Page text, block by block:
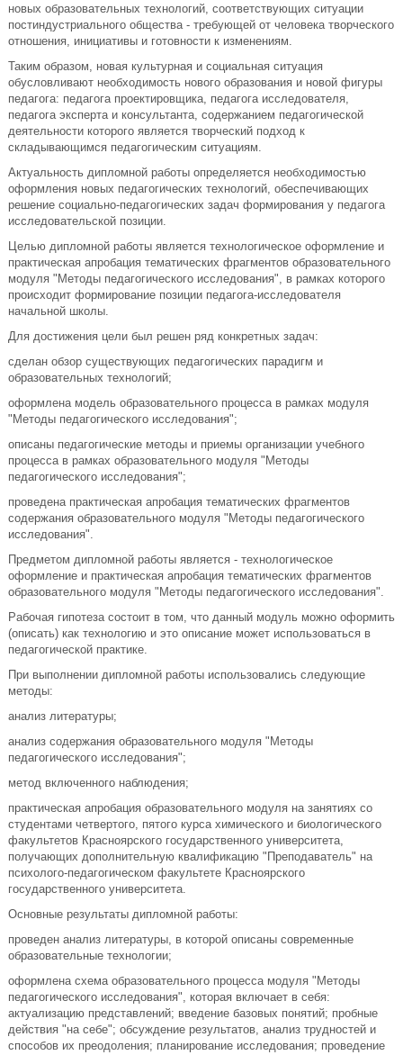
новых образовательных технологий, соответствующих ситуации
постиндустриального общества - требующей от человека творческого
отношения, инициативы и готовности к изменениям.
Таким образом, новая культурная и социальная ситуация
обусловливают необходимость нового образования и новой фигуры
педагога: педагога проектировщика, педагога исследователя,
педагога эксперта и консультанта, содержанием педагогической
деятельности которого является творческий подход к
складывающимся педагогическим ситуациям.
Актуальность дипломной работы определяется необходимостью
оформления новых педагогических технологий, обеспечивающих
решение социально-педагогических задач формирования у педагога
исследовательской позиции.
Целью дипломной работы является технологическое оформление и
практическая апробация тематических фрагментов образовательного
модуля "Методы педагогического исследования", в рамках которого
происходит формирование позиции педагога-исследователя
начальной школы.
Для достижения цели был решен ряд конкретных задач:
сделан обзор существующих педагогических парадигм и
образовательных технологий;
оформлена модель образовательного процесса в рамках модуля
"Методы педагогического исследования";
описаны педагогические методы и приемы организации учебного
процесса в рамках образовательного модуля "Методы
педагогического исследования";
проведена практическая апробация тематических фрагментов
содержания образовательного модуля "Методы педагогического
исследования".
Предметом дипломной работы является - технологическое
оформление и практическая апробация тематических фрагментов
образовательного модуля "Методы педагогического исследования".
Рабочая гипотеза состоит в том, что данный модуль можно оформить
(описать) как технологию и это описание может использоваться в
педагогической практике.
При выполнении дипломной работы использовались следующие
методы:
анализ литературы;
анализ содержания образовательного модуля "Методы
педагогического исследования";
метод включенного наблюдения;
практическая апробация образовательного модуля на занятиях со
студентами четвертого, пятого курса химического и биологического
факультетов Красноярского государственного университета,
получающих дополнительную квалификацию "Преподаватель" на
психолого-педагогическом факультете Красноярского
государственного университета.
Основные результаты дипломной работы:
проведен анализ литературы, в которой описаны современные
образовательные технологии;
оформлена схема образовательного процесса модуля "Методы
педагогического исследования", которая включает в себя:
актуализацию представлений; введение базовых понятий; пробные
действия "на себе"; обсуждение результатов, анализ трудностей и
способов их преодоления; планирование исследования; проведение